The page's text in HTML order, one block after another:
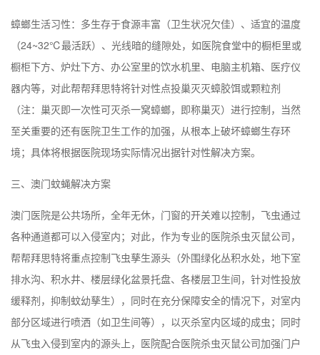
蟑螂生活习性：多生存于食源丰富（卫生状况欠佳）、适宜的温度
（24~32℃最活跃）、光线暗的缝隙处，如医院食堂中的橱柜里或
橱柜下方、炉灶下方、办公室里的饮水机里、电脑主机箱、医疗仪
器内等，对此帮帮拜思特将针对性点投巢灭灭蟑胶饵或颗粒剂
（注：巢灭即一次性可灭杀一窝蟑螂，即称巢灭）进行控制，当然
至关重要的还有医院卫生工作的加强，从根本上破坏蟑螂生存环
境；具体将根据医院现场实际情况出据针对性解决方案。
三、 澳门蚊蝇解决方案
澳门医院是公共场所，全年无休，门窗的开关难以控制，飞虫通过
各种通道都可以入侵室内；对此，作为专业的医院杀虫灭鼠公司，
帮帮拜思特将重点控制飞虫孳生源头（外围绿化丛积水处，地下室
排水沟、积水井、楼层绿化盆景托盘、各楼层卫生间，针对性投放
缓释剂，抑制蚊幼孳生），同时在充分保障安全的情况下，对室内
部分区域进行喷洒（如卫生间等），以灭杀室内区域的成虫；同时
从飞虫入侵到室内的源头上，医院配合医院杀虫灭鼠公司加强门户